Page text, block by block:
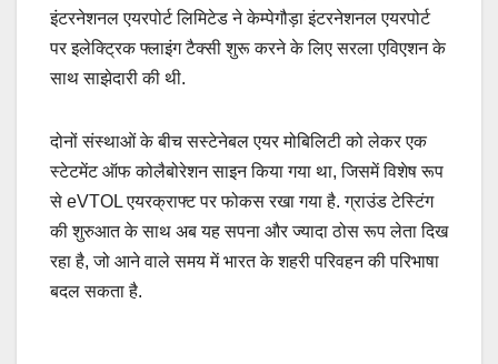
इंटरनेशनल एयरपोर्ट लिमिटेड ने केम्पेगौड़ा इंटरनेशनल एयरपोर्ट
पर इलेक्ट्रिक फ्लाइंग टैक्सी शुरू करने के लिए सरला एविएशन के
साथ साझेदारी की थी.
दोनों संस्थाओं के बीच सस्टेनेबल एयर मोबिलिटी को लेकर एक
स्टेटमेंट ऑफ कोलैबोरेशन साइन किया गया था, जिसमें विशेष रूप
से eVTOL एयरक्राफ्ट पर फोकस रखा गया है. ग्राउंड टेस्टिंग
की शुरुआत के साथ अब यह सपना और ज्यादा ठोस रूप लेता दिख
रहा है, जो आने वाले समय में भारत के शहरी परिवहन की परिभाषा
बदल सकता है.